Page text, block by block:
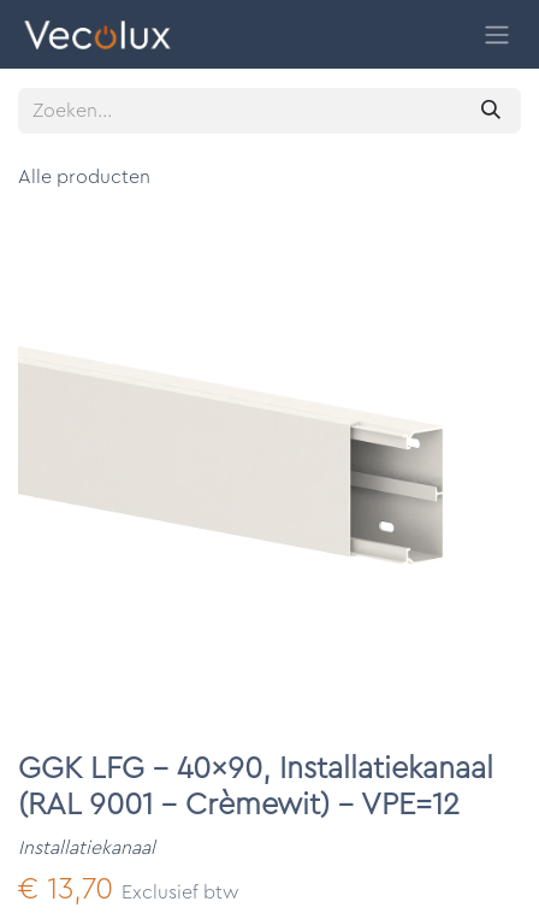
Alle producten
GGK LFG - 40x90, Installatiekanaal
(RAL 9001 - Crèmewit) - VPE=12
Installatiekanaal
€ 13,70 Exclusief btw